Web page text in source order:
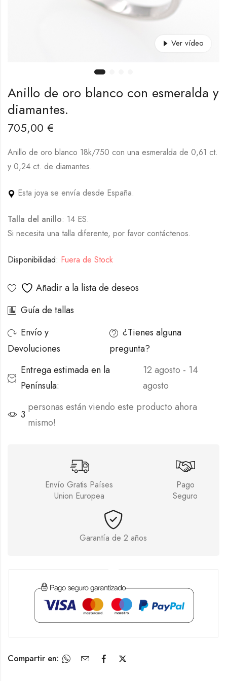
Ver vídeo
Anillo de oro blanco con esmeralda y
diamantes.
705,00 €
Anillo de oro blanco 18k/750 con una esmeralda de 0,61 ct.
y 0,24 ct. de diamantes.
Esta joya se envía desde España.
Talla del anillo: 14 ES.
Si necesita una talla diferente, por favor contáctenos.
Disponibilidad: Fuera de Stock
Añadir a la lista de deseos
Guía de tallas
Envío y
Devoluciones
¿Tienes alguna
pregunta?
Entrega estimada en la
Península:
12 agosto - 14
agosto
3
personas están viendo este producto ahora
mismo!
Envío Gratis Países
Union Europea
Pago
Seguro
Garantía de 2 años
Compartir en: